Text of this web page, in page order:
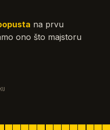
na prvu
ono što majstoru